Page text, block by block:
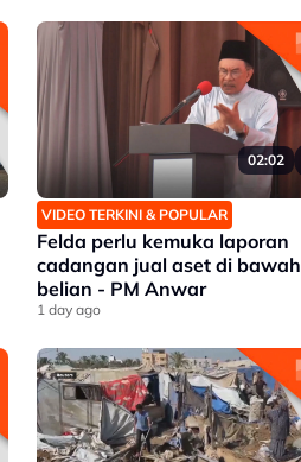
02:02
VIDEO TERKINI & POPULAR
Felda perlu kemuka laporan
cadangan jual aset di
belian - PM Anwar
1 day ago